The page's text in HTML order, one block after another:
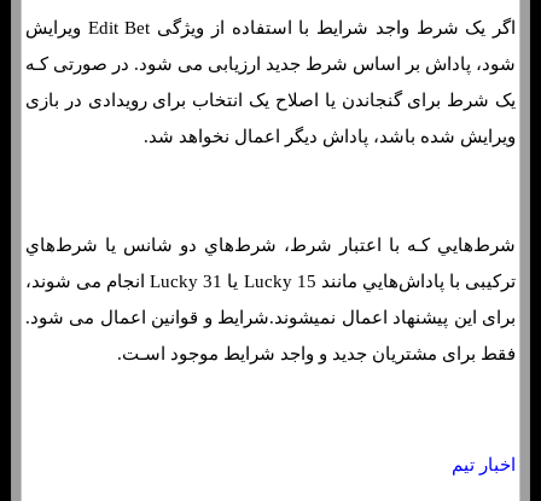
اگر یک شرط واجد شرایط با استفاده از ویژگی Edit Bet ویرایش
شود، پاداش بر اساس شرط جدید ارزیابی می شود. در صورتی کـه
یک شرط برای گنجاندن یا اصلاح یک انتخاب برای رویدادی در بازی
ویرایش شده باشد، پاداش دیگر اعمال نخواهد شد.
شرط‌هایي کـه با اعتبار شرط، شرط‌هاي‌ دو شانس یا شرط‌هاي‌
ترکیبی با پاداش‌هایي مانند Lucky 15 یا Lucky 31 انجام می شوند،
برای این پیشنهاد اعمال نمیشوند.شرایط و قوانین اعمال می شود.
فقط برای مشتریان جدید و واجد شرایط موجود اسـت.
اخبار تیم